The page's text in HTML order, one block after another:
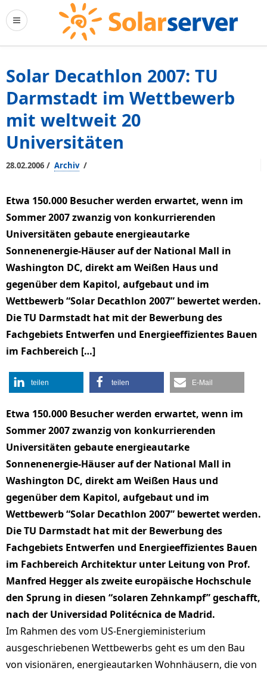
Solar Decathlon 2007: TU
Darmstadt im Wettbewerb
mit weltweit 20
Universitäten
28.02.2006 / Archiv /
Etwa 150.000 Besucher werden erwartet, wenn im
Sommer 2007 zwanzig von konkurrierenden
Universitäten gebaute energieautarke
Sonnenenergie-Häuser auf der National Mall in
Washington DC, direkt am Weißen Haus und
gegenüber dem Kapitol, aufgebaut und im
Wettbewerb “Solar Decathlon 2007” bewertet werden.
Die TU Darmstadt hat mit der Bewerbung des
Fachgebiets Entwerfen und Energieeffizientes Bauen
im Fachbereich […]
teilen teilen E-Mail
Etwa 150.000 Besucher werden erwartet, wenn im
Sommer 2007 zwanzig von konkurrierenden
Universitäten gebaute energieautarke
Sonnenenergie-Häuser auf der National Mall in
Washington DC, direkt am Weißen Haus und
gegenüber dem Kapitol, aufgebaut und im
Wettbewerb “Solar Decathlon 2007” bewertet werden.
Die TU Darmstadt hat mit der Bewerbung des
Fachgebiets Entwerfen und Energieeffizientes Bauen
im Fachbereich Architektur unter Leitung von Prof.
Manfred Hegger als zweite europäische Hochschule
den Sprung in diesen “solaren Zehnkampf” geschafft,
nach der Universidad Politécnica de Madrid.
Im Rahmen des vom US-Energieministerium
ausgeschriebenen Wettbewerbs geht es um den Bau
von visionären, energieautarken Wohnhäusern, die von